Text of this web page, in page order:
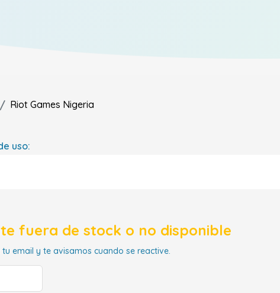
Riot Games Nigeria
uso:
fuera de stock o no disponible
email y te avisamos cuando se reactive.